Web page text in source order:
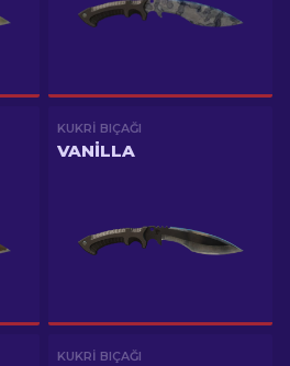
KUKRI BIÇAĞI
VANILLA
KUKRI BIÇAĞI